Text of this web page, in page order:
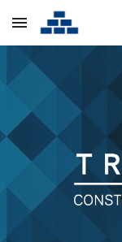
Skip to main content